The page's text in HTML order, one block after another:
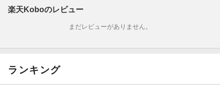
楽天Koboのレビュー
まだレビューがありません。
ランキング